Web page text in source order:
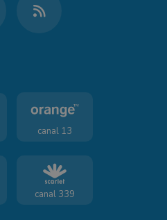
canal 13
canal 339